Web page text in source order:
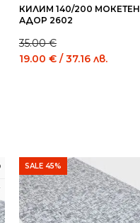
КИЛИМ 140/200 МОКЕТЕН
АДОР 2602
35.00€
Original
19.00 € / 37.16 лв.
SALE 45%